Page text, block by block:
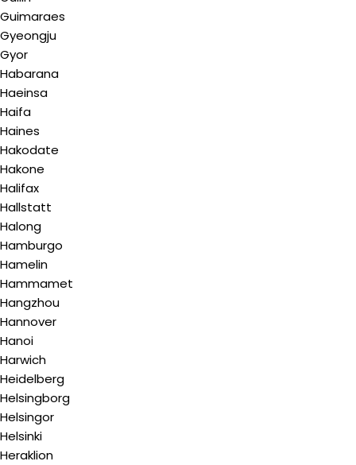
Guimaraes
Gyeongju
Gyor
Habarana
Haeinsa
Haifa
Haines
Hakodate
Hakone
Halifax
Hallstatt
Halong
Hamburgo
Hamelin
Hammamet
Hangzhou
Hannover
Hanoi
Harwich
Heidelberg
Helsingborg
Helsingor
Helsinki
Heraklion